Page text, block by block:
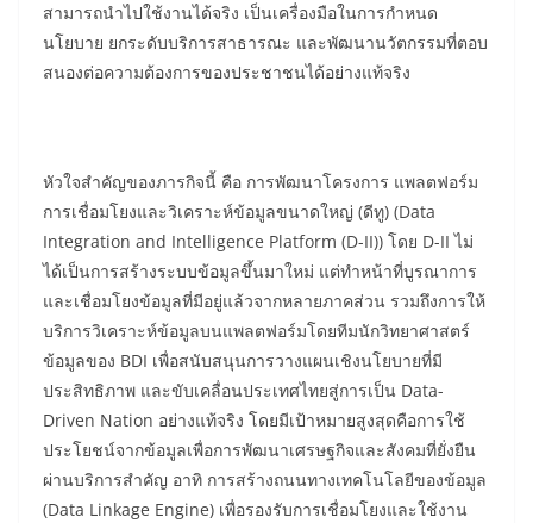
สามารถนำไปใช้งานได้จริง เป็นเครื่องมือในการกำหนด
นโยบาย ยกระดับบริการสาธารณะ และพัฒนานวัตกรรมที่ตอบ
สนองต่อความต้องการของประชาชนได้อย่างแท้จริง
​หัวใจสำคัญของภารกิจนี้ คือ การพัฒนาโครงการ แพลตฟอร์ม
การเชื่อมโยงและวิเคราะห์ข้อมูลขนาดใหญ่ (ดีทู) (Data
Integration and Intelligence Platform (D-II)) โดย D-II ไม่
ได้เป็นการสร้างระบบข้อมูลขึ้นมาใหม่ แต่ทำหน้าที่บูรณาการ
และเชื่อมโยงข้อมูลที่มีอยู่แล้วจากหลายภาคส่วน รวมถึงการให้
บริการวิเคราะห์ข้อมูลบนแพลตฟอร์มโดยทีมนักวิทยาศาสตร์
ข้อมูลของ BDI เพื่อสนับสนุนการวางแผนเชิงนโยบายที่มี
ประสิทธิภาพ และขับเคลื่อนประเทศไทยสู่การเป็น Data-
Driven Nation อย่างแท้จริง โดยมีเป้าหมายสูงสุดคือการใช้
ประโยชน์จากข้อมูลเพื่อการพัฒนาเศรษฐกิจและสังคมที่ยั่งยืน
ผ่านบริการสำคัญ อาทิ การสร้างถนนทางเทคโนโลยีของข้อมูล
(Data Linkage Engine) เพื่อรองรับการเชื่อมโยงและใช้งาน